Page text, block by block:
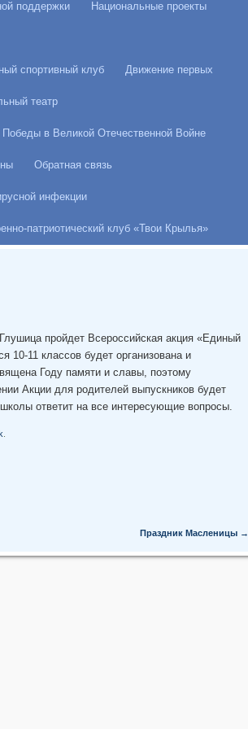
поддержки Национальные проекты
спортивный клуб Движение первых
театр
Победы в Великой Отечественной Войне
Обратная связь
инфекции
патриотический клуб «Твои Крылья»
пройдет Всероссийская акция «Единый
11 классов будет организована и
Году памяти и славы, поэтому
Акции для родителей выпускников будет
ответит на все интересующие вопросы.
Праздник Масленицы →